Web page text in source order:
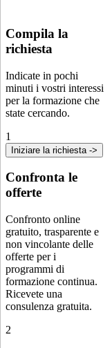
Compila la
richiesta
Indicate in pochi
minuti i vostri interessi
per la formazione che
state cercando.
1
Iniziare la richiesta ->
Confronta le
offerte
Confronto online
gratuito, trasparente e
non vincolante delle
offerte per i
programmi di
formazione continua.
Ricevete una
consulenza gratuita.
2